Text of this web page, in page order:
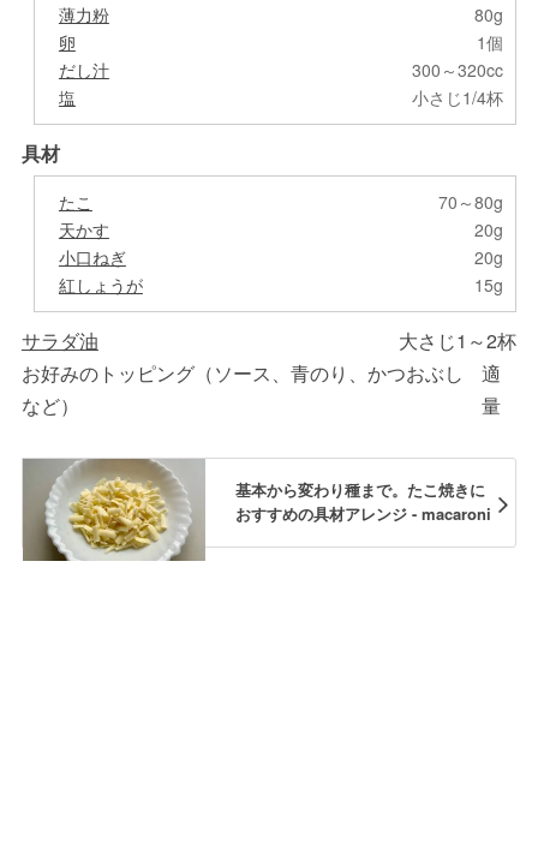
薄力粉
80g
卵
1個
だし汁
300～320cc
塩
小さじ1/4杯
具材
たこ
70～80g
天かす
20g
小口ねぎ
20g
紅しょうが
15g
サラダ油
大さじ1～2杯
お好みのトッピング（ソース、青のり、かつおぶし
など）
適
量
基本から変わり種まで。たこ焼きに
おすすめの具材アレンジ - macaroni